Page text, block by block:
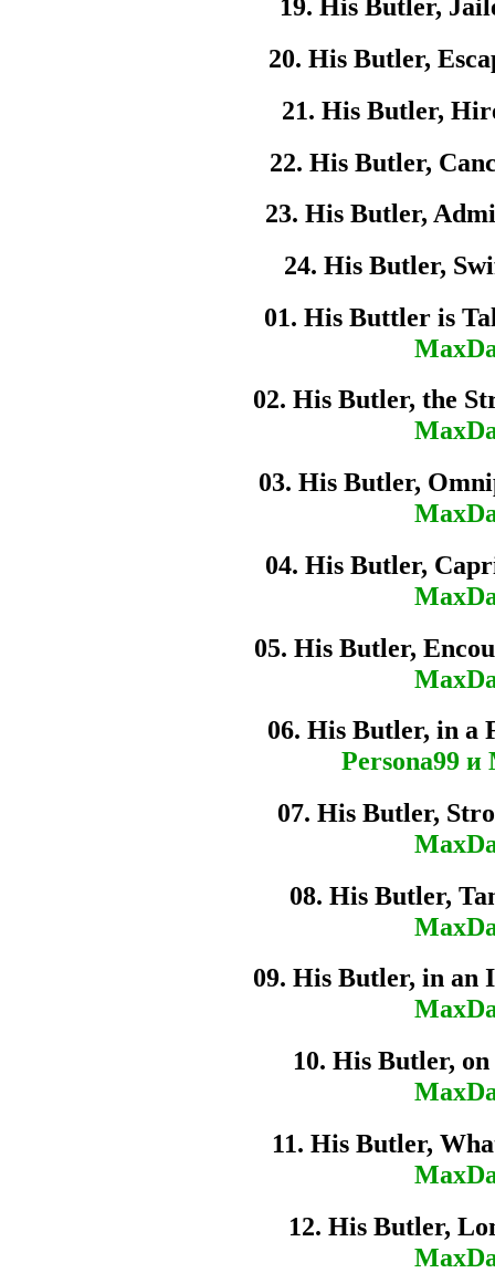
19. His Butler,
20. His Butler,
21. His Butler,
22. His Butler,
23. His Butler,
24. His Butler,
01. His Buttler is
02. His Butler, the
03. His Butler,
04. His Butler,
05. His Butler,
06. His Butler, in a
Persona99 и
07. His Butler,
08. His Butler,
09. His Butler, in an
10. His Butler,
11. His Butler,
12. His Butler,